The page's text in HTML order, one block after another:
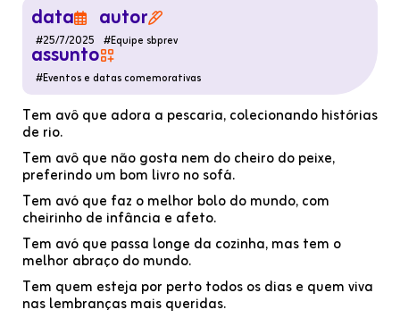
data
#25/7/2025
autor
#Equipe sbprev
assunto
#Eventos e datas comemorativas
Tem avô que adora a pescaria, colecionando histórias
de rio.
Tem avô que não gosta nem do cheiro do peixe,
preferindo um bom livro no sofá.
Tem avó que faz o melhor bolo do mundo, com
cheirinho de infância e afeto.
Tem avó que passa longe da cozinha, mas tem o
melhor abraço do mundo.
Tem quem esteja por perto todos os dias e quem viva
nas lembranças mais queridas.